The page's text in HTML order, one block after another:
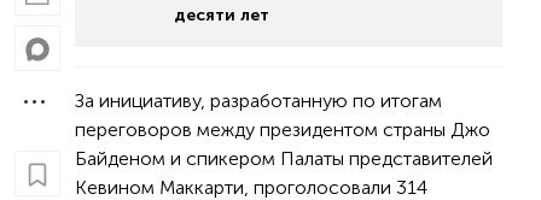
десяти лет
За инициативу, разработанную по итогам
переговоров между президентом страны Джо
Байденом и спикером Палаты представителей
Кевином Маккарти, проголосовали 314